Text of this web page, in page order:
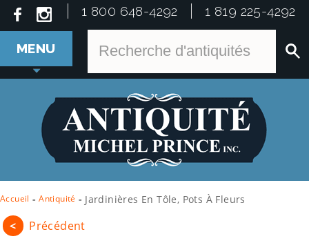
1 800 648-4292 1 819 225-4292
MENU
Accueil - Antiquité - Jardinières En Tôle, Pots À Fleurs
< Précédent